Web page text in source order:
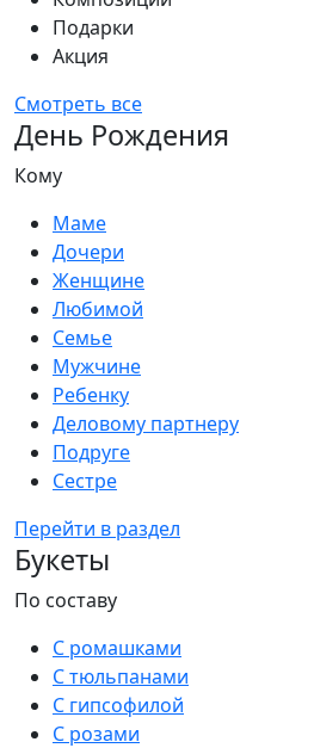
Подарки
Акция
Смотреть все
День Рождения
Кому
Маме
Дочери
Женщине
Любимой
Семье
Мужчине
Ребенку
Деловому партнеру
Подруге
Сестре
Перейти в раздел
Букеты
По составу
С ромашками
С тюльпанами
С гипсофилой
С розами